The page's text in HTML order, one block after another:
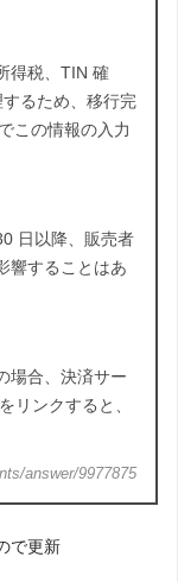
得税、TIN 確
るため、移行完
この情報の入力
日以降、販売者
響することはあ
場合、決済サー
リンクすると、
answer/9977875
で更新